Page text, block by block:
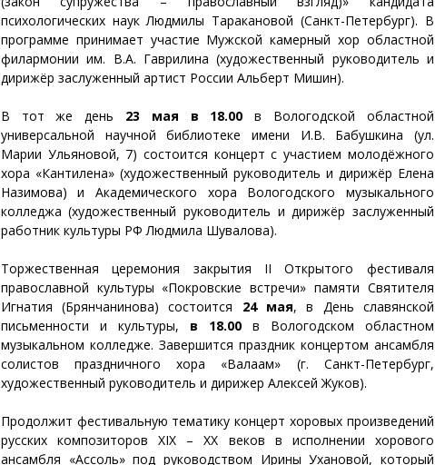
психологических наук Людмилы Таракановой (Санкт-Петербург). В
программе принимает участие Мужской камерный хор областной
филармонии им. В.А. Гаврилина (художественный руководитель и
дирижёр заслуженный артист России Альберт Мишин).
В тот же день 23 мая в 18.00в Вологодской областной
универсальной научной библиотеке имени И.В. Бабушкина (ул.
Марии Ульяновой, 7) состоится концерт с участием молодёжного
хора «Кантилена» (художественный руководитель и дирижёр Елена
Назимова) и Академического хора Вологодского музыкального
колледжа (художественный руководитель и дирижёр заслуженный
работник культуры РФ Людмила Шувалова).
Торжественная церемония закрытия II Открытого фестиваля
православной культуры «Покровские встречи» памяти Святителя
Игнатия (Брянчанинова) состоится 24 мая, в День славянской
письменности и культуры, в 18.00в Вологодском областном
музыкальном колледже. Завершится праздник концертом ансамбля
солистов праздничного хора «Валаам» (г. Санкт-Петербург,
художественный руководитель и дирижер Алексей Жуков).
Продолжит фестивальную тематику концерт хоровых произведений
русских композиторов XIX – ХХ веков в исполнении хорового
ансамбля «Ассоль» под руководством Ирины Ухановой, который